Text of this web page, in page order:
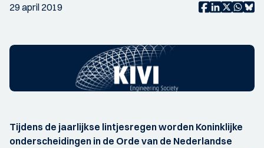
29 april 2019
Tijdens de jaarlijkse lintjesregen worden Koninklijke
onderscheidingen in de Orde van de Nederlandse